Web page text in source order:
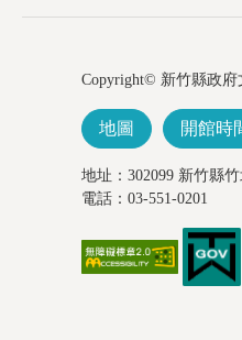
Copyright© 新竹縣政
地圖 開館時
地址：302099 新竹縣
電話：03-551-0201